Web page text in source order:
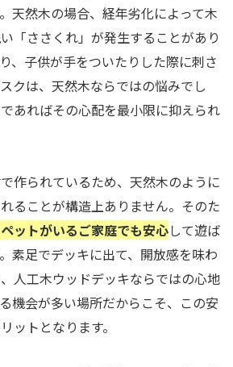
天然木の場合、経年劣化によって木
「ささくれ」が発生することがあり
、子供が手をついたりした際に刺さ
クは、天然木ならではの悩みでし
あればその心配を最小限に抑えられ
作られているため、天然木のように
ることが構造上ありません。そのた
ットがいるご家庭でも安心して遊ば
素足でデッキに出て、開放感を味わ
人工木ウッドデッキならではの心地
機会が多い場所だからこそ、この安
ットとなります。